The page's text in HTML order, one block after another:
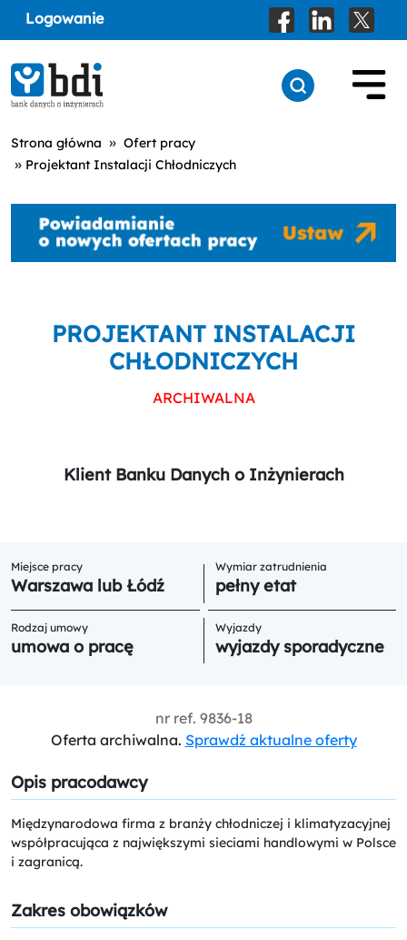
Logowanie
Strona główna » Ofert pracy
» Projektant Instalacji Chłodniczych
PROJEKTANT INSTALACJI
CHŁODNICZYCH
ARCHIWALNA
Klient Banku Danych o Inżynierach
Miejsce pracy
Warszawa lub Łódź
Wymiar zatrudnienia
pełny etat
Rodzaj umowy
umowa o pracę
Wyjazdy
wyjazdy sporadyczne
nr ref. 9836-18
Oferta archiwalna. Sprawdź aktualne oferty
Opis pracodawcy
Międzynarodowa firma z branży chłodniczej i klimatyzacyjnej
współpracująca z największymi sieciami handlowymi w Polsce
i zagranicą.
Zakres obowiązków